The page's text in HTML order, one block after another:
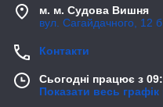
м. м. Судова Вишня
вул. Сагайдачного, 12
Контакти
Сьогодні працює з
Показати весь